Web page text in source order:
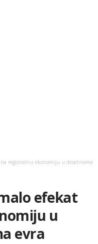
regionalnu ekonomiju u desetinama
efekat
u
evra